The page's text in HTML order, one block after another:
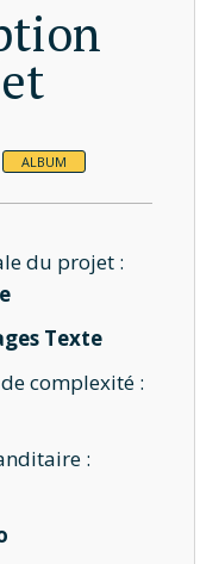
ALBUM
du projet :
Texte
complexité :
: